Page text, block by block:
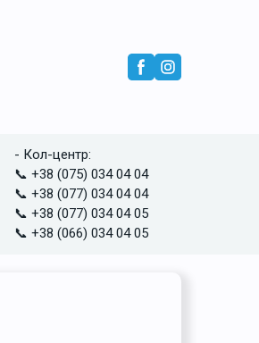
- Кол-центр:
📞 +38 (075) 034 04 04
📞 +38 (077) 034 04 04
📞 +38 (077) 034 04 05
📞 +38 (066) 034 04 05